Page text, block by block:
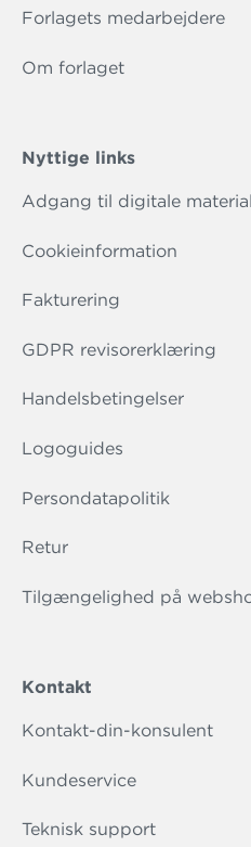
Forlagets medarbejdere
Om forlaget
Nyttige links
Adgang til digitale
Cookieinformation
Fakturering
GDPR revisorerklæring
Handelsbetingelser
Logoguides
Persondatapolitik
Retur
Tilgængelighed på
Kontakt
Kontakt-din-konsulent
Kundeservice
Teknisk support